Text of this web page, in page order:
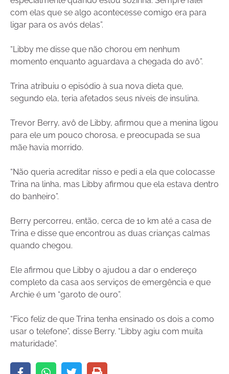
com elas que se algo acontecesse comigo era para
ligar para os avós delas”.
“Libby me disse que não chorou em nenhum
momento enquanto aguardava a chegada do avô”.
Trina atribuiu o episódio à sua nova dieta que,
segundo ela, teria afetados seus níveis de insulina.
Trevor Berry, avô de Libby, afirmou que a menina ligou
para ele um pouco chorosa, e preocupada se sua
mãe havia morrido.
“Não queria acreditar nisso e pedi a ela que colocasse
Trina na linha, mas Libby afirmou que ela estava dentro
do banheiro”.
Berry percorreu, então, cerca de 10 km até a casa de
Trina e disse que encontrou as duas crianças calmas
quando chegou.
Ele afirmou que Libby o ajudou a dar o endereço
completo da casa aos serviços de emergência e que
Archie é um “garoto de ouro”.
“Fico feliz de que Trina tenha ensinado os dois a como
usar o telefone”, disse Berry. “Libby agiu com muita
maturidade”.